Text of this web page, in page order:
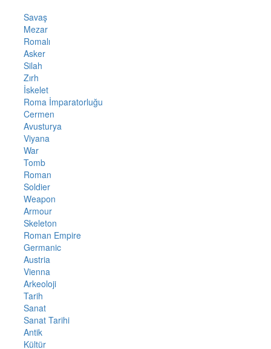
Savaş
Mezar
Romalı
Asker
Silah
Zırh
İskelet
Roma İmparatorluğu
Cermen
Avusturya
Viyana
War
Tomb
Roman
Soldier
Weapon
Armour
Skeleton
Roman Empire
Germanic
Austria
Vienna
Arkeoloji
Tarih
Sanat
Sanat Tarihi
Antik
Kültür